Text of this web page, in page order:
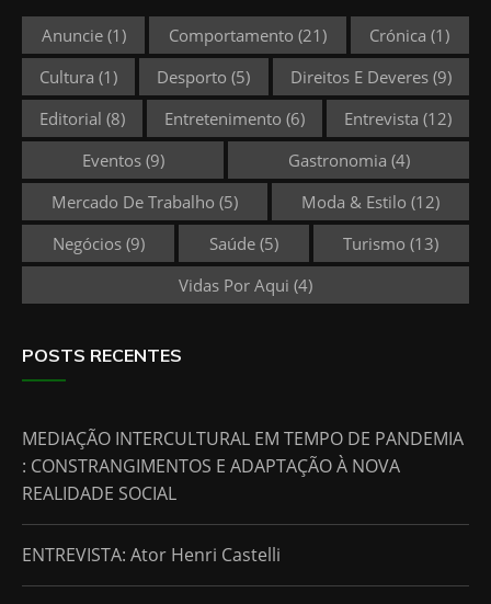
Anuncie(1) Comportamento (21) Crónica (1)
Cultura (1) Desporto (5) Direitos E Deveres(9)
Editorial (8) Entretenimento (6) Entrevista (12)
Eventos(9) Gastronomia (4)
Mercado De Trabalho (5) Moda & Estilo (12)
Negócios(9) Saúde(5) Turismo (13)
Vidas Por Aqui (4)
POSTS RECENTES
MEDIAÇÃO INTERCULTURAL EM TEMPO DE PANDEMIA
: CONSTRANGIMENTOS E ADAPTAÇÃO À NOVA
REALIDADE SOCIAL
ENTREVISTA: Ator Henri Castelli